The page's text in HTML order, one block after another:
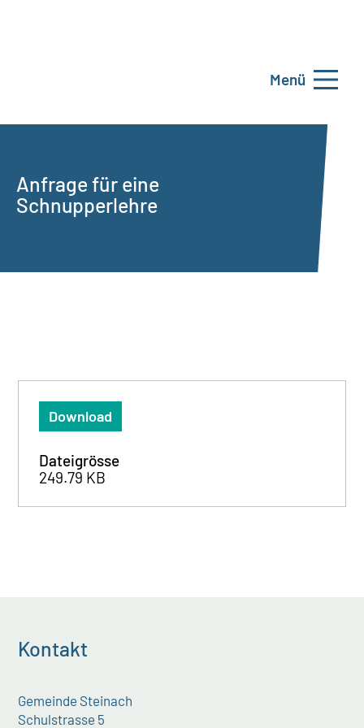
Menü
Anfrage für eine
Schnupperlehre
Download
Dateigrösse
249.79 KB
Kontakt
Gemeinde Steinach
Schulstrasse 5